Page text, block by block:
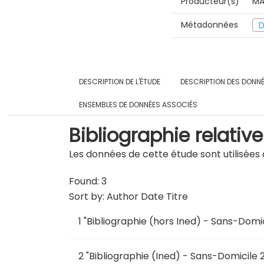
Métadonnées
DESCRIPTION DE L'ÉTUDE DESCRIPTION DES
ENSEMBLES DE DONNÉES ASSOCIÉS
Bibliographie
Les données de cette étude sont
Found: 3
Sort by: Author Date Titre
1 "Bibliographie (hors Ined) - Sans-
2"Bibliographie (Ined) - Sans-Domicile